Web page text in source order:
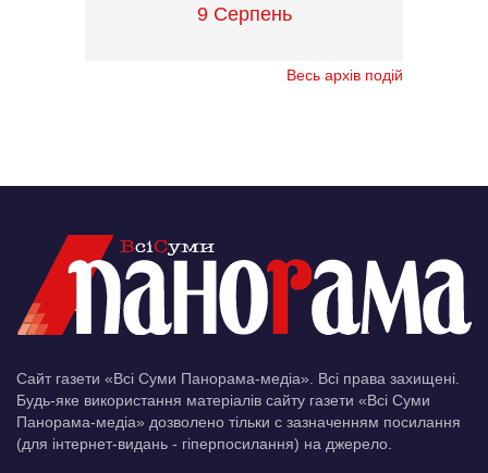
9 Серпень
Весь архів подій
Сайт газети «Всі Суми Панорама-медіа». Всі права захищені.
Будь-яке використання матеріалів сайту газети «Всі Суми
Панорама-медіа» дозволено тільки c зазначенням посилання
(для інтернет-видань - гіперпосилання) на джерело.